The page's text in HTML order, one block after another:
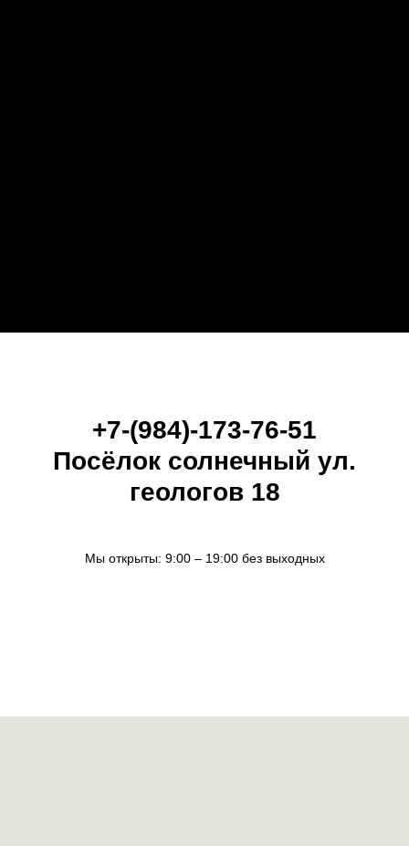
+7-(984)-173-76-51
Посёлок солнечный ул.
геологов 18
Мы открыты: 9:00 – 19:00 без выходных